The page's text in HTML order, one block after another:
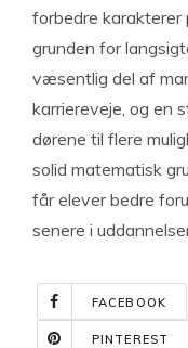
forbedre
grunden for
væsentlig del af
karriereveje, og en
dørene til flere
solid matematisk
får elever bedre
senere i
FACEBOOK
PINTEREST